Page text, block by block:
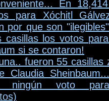
En
para Xóchitl
por que son
casillas los votos
si se contaron!
fueron 55 casillas
Claudia
ningún voto